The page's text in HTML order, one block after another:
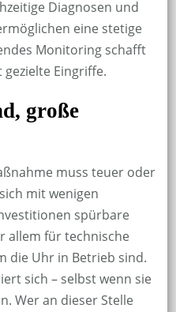
Diagnosen und
eine stetige
Monitoring schafft
Eingriffe.
große
muss teuer oder
mit wenigen
spürbare
allem für technische
die Uhr in Betrieb sind.
sich – selbst wenn sie
Wer an dieser Stelle